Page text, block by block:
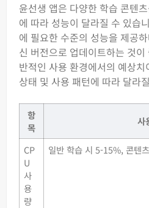
윤선생 앱은 다양한 학습 콘텐
에 따라 성능이 달라질 수 있습
에 필요한 수준의 성능을 제공
신 버전으로 업데이트하는 것
반적인 사용 환경에서의 예상
상태 및 사용 패턴에 따라 달라
항
목
사
CP
U
사
용
량
일반 학습 시 5-15%, 콘텐